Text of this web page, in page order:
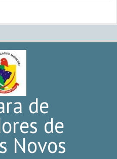
de
de
Novos